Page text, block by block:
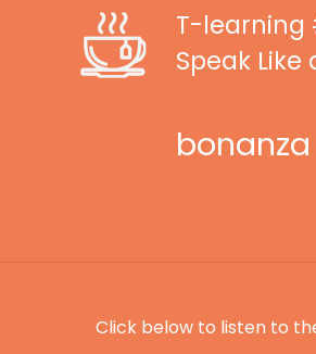
T-learning
Speak Like
bonanza
Click below to listen to